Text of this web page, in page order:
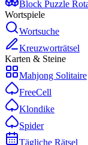
Block Puzzle
Wortspiele
Wortsuche
Kreuzworträtsel
Karten & Steine
Mahjong Solitaire
FreeCell
Klondike
Spider
Tägliche Rätsel